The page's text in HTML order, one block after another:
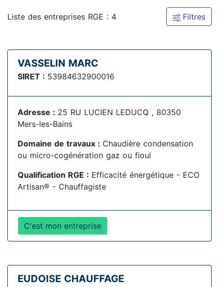
Liste des entreprises RGE : 4 Filtres
VASSELIN MARC
SIRET : 53984632900016
Adresse : 25 RU LUCIEN LEDUCQ , 80350
Mers-les-Bains
Domaine de travaux : Chaudière condensation
ou micro-cogénération gaz ou fioul
Qualification RGE : Efficacité énergétique - ECO
Artisan® - Chauffagiste
C'est mon entreprise
EUDOISE CHAUFFAGE